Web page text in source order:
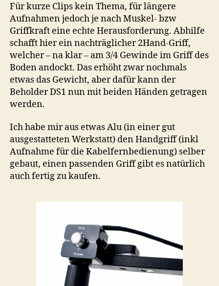
Für kurze Clips kein Thema, für längere
Aufnahmen jedoch je nach Muskel- bzw
Griffkraft eine echte Herausforderung. Abhilfe
schafft hier ein nachträglicher 2Hand-Griff,
welcher – na klar – am 3/4 Gewinde im Griff des
Boden andockt. Das erhöht zwar nochmals
etwas das Gewicht, aber dafür kann der
Beholder DS1 nun mit beiden Händen getragen
werden.
Ich habe mir aus etwas Alu (in einer gut
ausgestatteten Werkstatt) den Handgriff (inkl
Aufnahme für die Kabelfernbedienung) selber
gebaut, einen passenden Griff gibt es natürlich
auch fertig zu kaufen.